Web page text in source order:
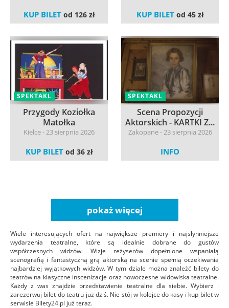
KUP BILET od 126 zł KUP BILET od 45 zł
SPEKTAKL
Przygody Koziołka
Matołka
Kielce - 23 sierpnia 2026
KUP BILET od 36 zł
SPEKTAKL
Scena Propozycji
Aktorskich - KARTKI Z...
Zakopane - 23 sierpnia 2026
INFO
pokaż więcej
Wiele interesujących ofert na największe premiery i najsłynniejsze
wydarzenia teatralne, które są idealnie dobrane do gustów
współczesnych widzów. Wizje reżyserów dopełnione wspaniałą
scenografią i fantastyczną grą aktorską na scenie spełnią oczekiwania
najbardziej wyjątkowych widzów. W tym dziale można znaleźć bilety do
teatrów na klasyczne inscenizacje oraz nowoczesne widowiska teatralne.
Każdy z was znajdzie przedstawienie teatralne dla siebie. Wybierz i
zarezerwuj bilet do teatru już dziś. Nie stój w kolejce do kasy i kup bilet w
serwisie Bilety24.pl już teraz.